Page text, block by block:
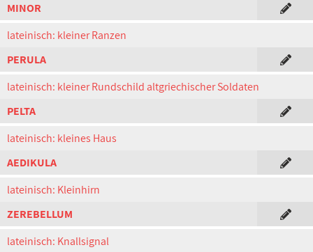
MINOR
lateinisch: kleiner Ranzen
PERULA
lateinisch: kleiner Rundschild altgriechischer Soldaten
PELTA
lateinisch: kleines Haus
AEDIKULA
lateinisch: Kleinhirn
ZEREBELLUM
lateinisch: Knallsignal